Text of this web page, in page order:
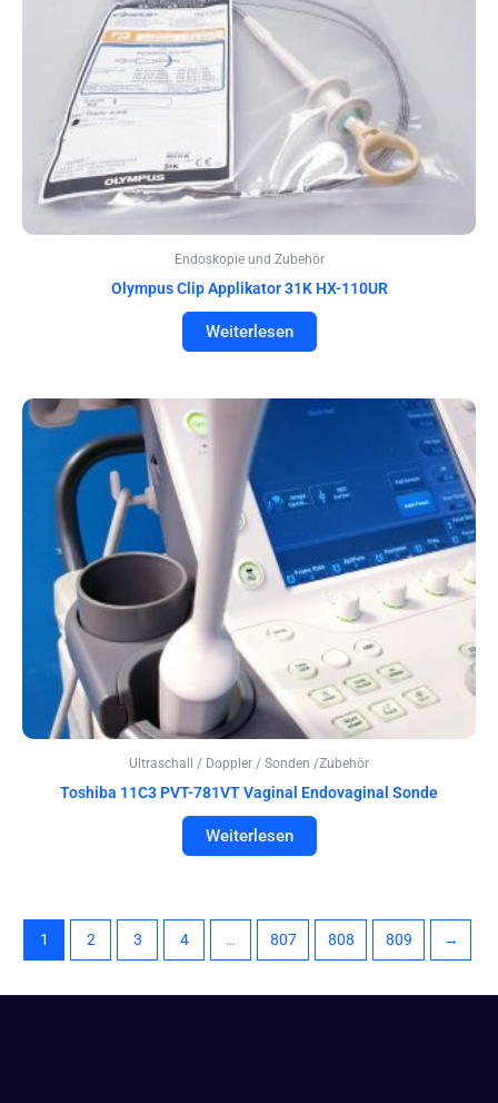
Endoskopie und Zubehör
Olympus Clip Applikator 31K HX-110UR
Weiterlesen
Ultraschall / Doppler / Sonden /Zubehör
Toshiba 11C3 PVT-781VT Vaginal Endovaginal Sonde
Weiterlesen
1 2 3 4 … 807 808 809 →